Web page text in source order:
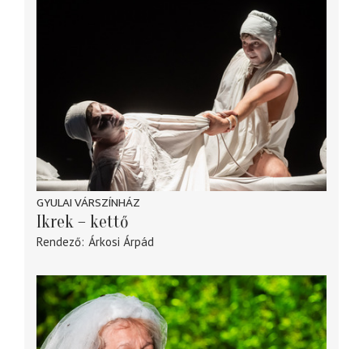
GYULAI VÁRSZÍNHÁZ
Ikrek – kettő
Rendező Árkosi Árpád